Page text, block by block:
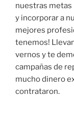
nuestras metas
y incorporar a
mejores
tenemos!
vernos y te
campañas de
mucho dinero
contrataron.